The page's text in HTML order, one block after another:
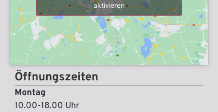
aktivieren
Öffnungszeiten
Montag
10.00-18.00 Uhr